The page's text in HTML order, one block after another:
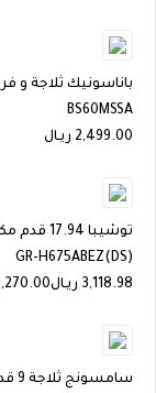
BS60MSSA
2,499.00 ريـال
توشيبا
GR-H675ABEZ(DS)
3,118.98 ريـال3,270.00
سامسونج ثلاجة 9 قدم مكعب , ابيض , 8801643512361